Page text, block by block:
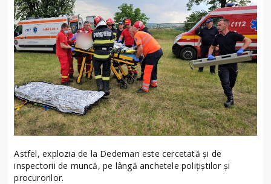
Astfel, explozia de la Dedeman este cercetată și de
inspectorii de muncă, pe lângă anchetele polițiștilor și
procurorilor.